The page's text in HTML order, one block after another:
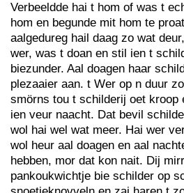
Verbeeldde hai t hom of was t
hom en begunde mit hom te
aalgedureg hail daag zo wat
wer, was t doan en stil ien t
biezunder. Aal doagen haar
plezaaier aan. t Wer op n duur
smörns tou t schilderij oet kroop
ien veur naacht. Dat bevil
wol hai wel wat meer. Hai wer
wol heur aal doagen en aal
hebben, mor dat kon nait. Dij
pankoukwichtje bie schilder op